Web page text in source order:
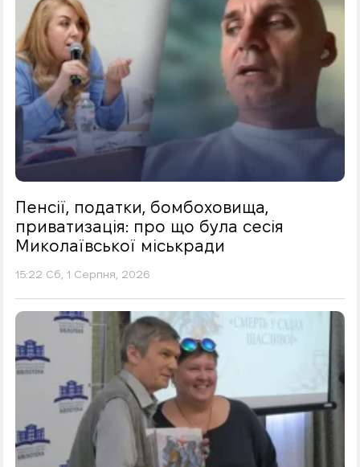
Пенсії, податки, бомбоховища,
приватизація: про що була сесія
Миколаївської міськради
15:22 Сб, 1 Серпня, 2026